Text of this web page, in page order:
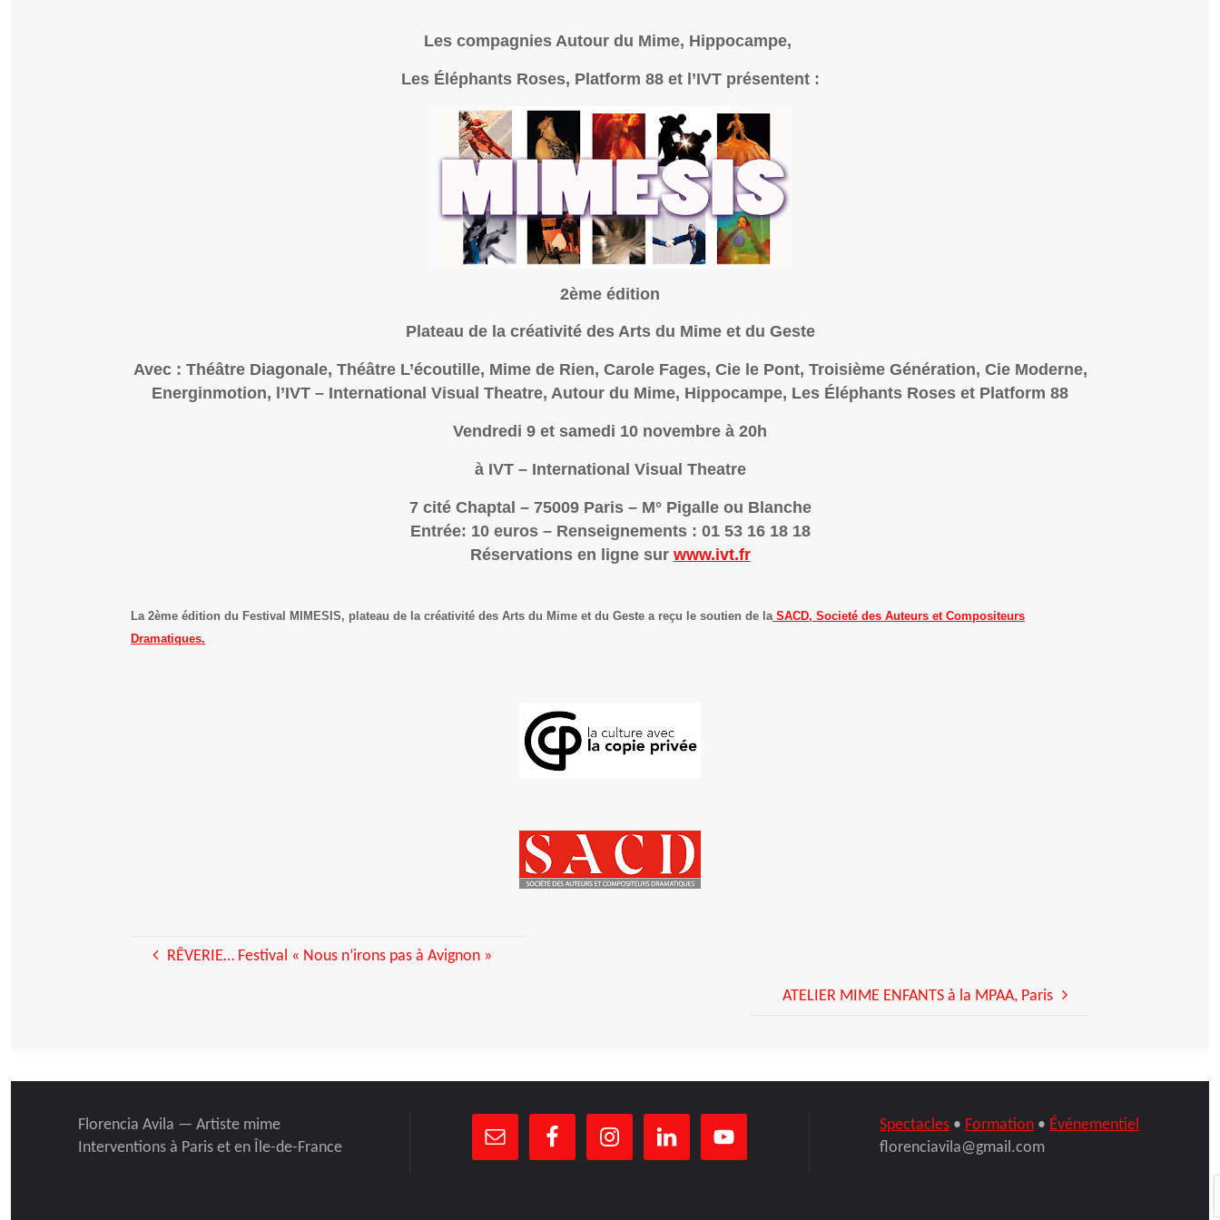
Les compagnies Autour du Mime, Hippocampe,
Les Éléphants Roses, Platform 88 et l’IVT présentent :
2ème édition
Plateau de la créativité des Arts du Mime et du Geste
Avec : Théâtre Diagonale, Théâtre L’écoutille, Mime de Rien, Carole Fages, Cie le Pont, Troisième Génération, Cie Moderne,
Energinmotion, l’IVT – International Visual Theatre, Autour du Mime, Hippocampe, Les Éléphants Roses et Platform 88
Vendredi 9 et samedi 10 novembre à 20h
à IVT – International Visual Theatre
7 cité Chaptal – 75009 Paris – M° Pigalle ou Blanche
Entrée: 10 euros – Renseignements : 01 53 16 18 18
Réservations en ligne sur www.ivt.fr
La 2ème édition du Festival MIMESIS, plateau de la créativité des Arts du Mime et du Geste a reçu le soutien de laSACD, Societé des Auteurs et Compositeurs
Dramatiques.
RÊVERIE… Festival « Nous n’irons pas à Avignon »
ATELIER MIME ENFANTS à la MPAA, Paris
Florencia Avila — Artiste mime
Interventions à Paris et en Île-de-France
Spectacles• Formation• Événementiel
florenciavila@gmail.com